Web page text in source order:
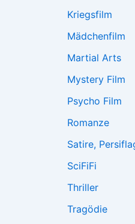
Kriegsfilm
Mädchenfilm
Martial Arts
Mystery Film
Psycho Film
Romanze
Satire,
SciFiFi
Thriller
Tragödie